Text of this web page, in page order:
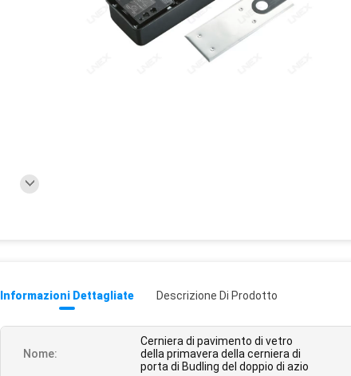
Informazioni Dettagliate Descrizione Di Prodotto
Nome:
Cerniera di pavimento di vetro
della primavera della cerniera di
porta di Budling del doppio di azio